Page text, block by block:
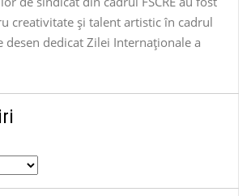
creativitate și talent artistic în cadrul
desen dedicat Zilei Internaționale a